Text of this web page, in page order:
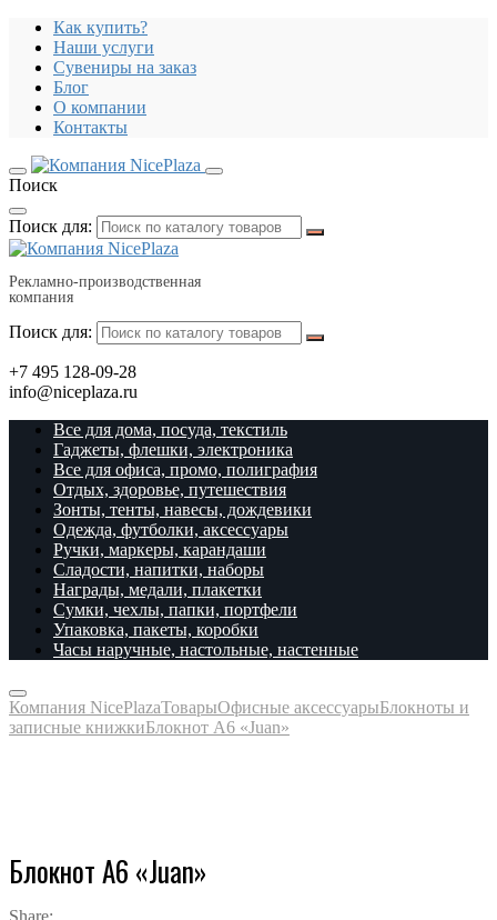
Как купить?
Наши услуги
Сувениры на заказ
Блог
О компании
Контакты
Поиск
Поиск для:
Рекламно-производственная
компания
Поиск для:
+7 495 128-09-28
info@niceplaza.ru
Все для дома, посуда, текстиль
Гаджеты, флешки, электроника
Все для офиса, промо, полиграфия
Отдых, здоровье, путешествия
Зонты, тенты, навесы, дождевики
Одежда, футболки, аксессуары
Ручки, маркеры, карандаши
Сладости, напитки, наборы
Награды, медали, плакетки
Сумки, чехлы, папки, портфели
Упаковка, пакеты, коробки
Часы наручные, настольные, настенные
Компания NicePlazaТоварыОфисные аксессуарыБлокноты и
записные книжкиБлокнот А6 «Juan»
Блокнот А6 «Juan»
Share: